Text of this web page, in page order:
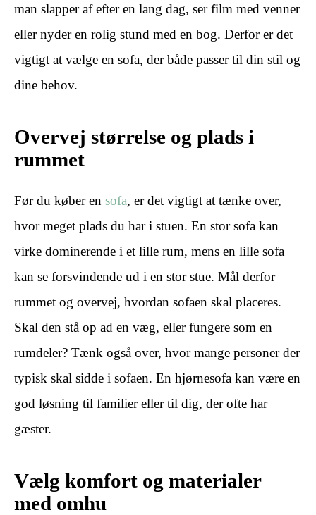
man slapper af efter en lang dag, ser film med venner
eller nyder en rolig stund med en bog. Derfor er det
vigtigt at vælge en sofa, der både passer til din stil og
dine behov.
Overvej størrelse og plads i
rummet
Før du køber en sofa, er det vigtigt at tænke over,
hvor meget plads du har i stuen. En stor sofa kan
virke dominerende i et lille rum, mens en lille sofa
kan se forsvindende ud i en stor stue. Mål derfor
rummet og overvej, hvordan sofaen skal placeres.
Skal den stå op ad en væg, eller fungere som en
rumdeler? Tænk også over, hvor mange personer der
typisk skal sidde i sofaen. En hjørnesofa kan være en
god løsning til familier eller til dig, der ofte har
gæster.
Vælg komfort og materialer
med omhu